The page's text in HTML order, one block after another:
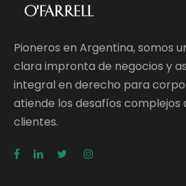
Pioneros en Argentina, somos
clara impronta de negocios y
integral en derecho para
atiende los desafíos complejos
clientes.